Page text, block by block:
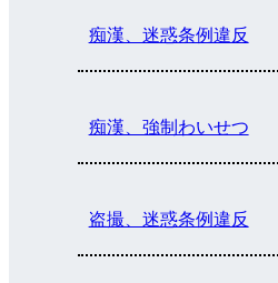
痴漢、迷惑条例違反
痴漢、強制わいせつ
盗撮、迷惑条例違反